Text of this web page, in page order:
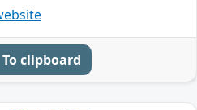
To clipboard